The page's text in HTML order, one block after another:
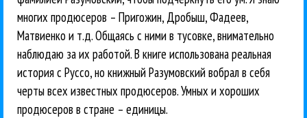
многих продюсеров – Пригожин, Дробыш, Фадеев,
Матвиенко и т.д. Общаясь с ними в тусовке, внимательно
наблюдаю за их работой. В книге использована реальная
история с Руссо, но книжный Разумовский вобрал в себя
черты всех известных продюсеров. Умных и хороших
продюсеров в стране – единицы.